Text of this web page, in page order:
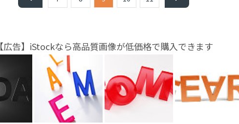
【広告】iStockなら高品質画像が低価格で購入できます